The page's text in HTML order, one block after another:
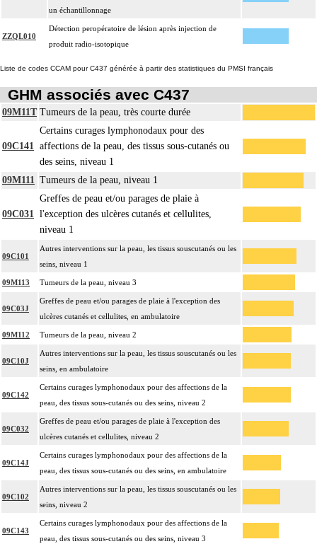
un échantillonnage
ZZQL010
Détection peropératoire de lésion après injection de
produit radio-isotopique
Liste de codes CCAM pour C437 générée à partir des statistiques du PMSI français
GHM associés avec C437
09M11T Tumeurs de la peau, très courte durée
09C141
Certains curages lymphonodaux pour des
affections de la peau, des tissus sous-cutanés ou
des seins, niveau 1
09M111 Tumeurs de la peau, niveau 1
09C031
Greffes de peau et/ou parages de plaie à
l'exception des ulcères cutanés et cellulites,
niveau 1
09C101
Autres interventions sur la peau, les tissus souscutanés ou les
seins, niveau 1
09M113 Tumeurs de la peau, niveau 3
09C03J
Greffes de peau et/ou parages de plaie à l'exception des
ulcères cutanés et cellulites, en ambulatoire
09M112 Tumeurs de la peau, niveau 2
09C10J
Autres interventions sur la peau, les tissus souscutanés ou les
seins, en ambulatoire
09C142
Certains curages lymphonodaux pour des affections de la
peau, des tissus sous-cutanés ou des seins, niveau 2
09C032
Greffes de peau et/ou parages de plaie à l'exception des
ulcères cutanés et cellulites, niveau 2
09C14J
Certains curages lymphonodaux pour des affections de la
peau, des tissus sous-cutanés ou des seins, en ambulatoire
09C102
Autres interventions sur la peau, les tissus souscutanés ou les
seins, niveau 2
09C143
Certains curages lymphonodaux pour des affections de la
peau, des tissus sous-cutanés ou des seins, niveau 3